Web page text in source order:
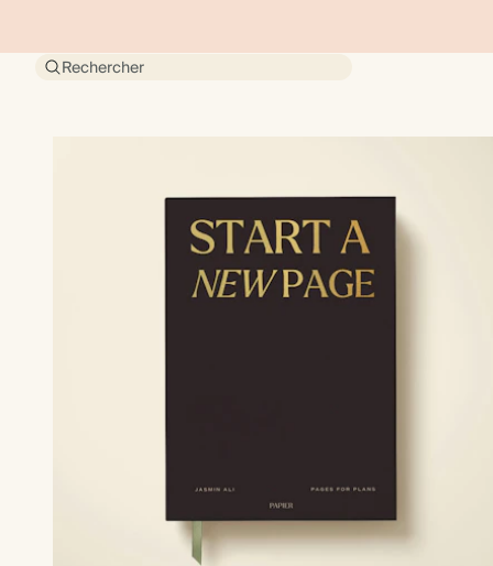
Rechercher